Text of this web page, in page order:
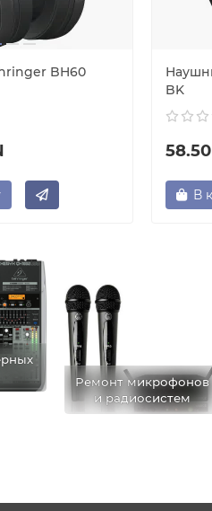
BH60
BK
В
Ремонт микрофонов
и радиосистем